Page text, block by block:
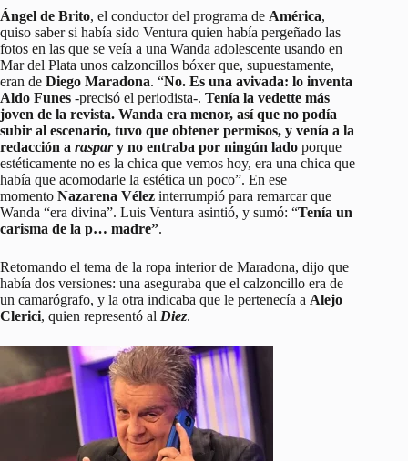
Ángel de Brito, el conductor del programa de América,
quiso saber si había sido Ventura quien había pergeñado las
fotos en las que se veía a una Wanda adolescente usando en
Mar del Plata unos calzoncillos bóxer que, supuestamente,
eran de Diego Maradona. “No. Es una avivada: lo inventa
Aldo Funes -precisó el periodista-. Tenía la vedette más
joven de la revista. Wanda era menor, así que no podía
subir al escenario, tuvo que obtener permisos, y venía a la
redacción a raspary no entraba por ningún lado porque
estéticamente no es la chica que vemos hoy, era una chica que
había que acomodarle la estética un poco”. En ese
momento Nazarena Vélez interrumpió para remarcar que
Wanda “era divina”. Luis Ventura asintió, y sumó: “Tenía un
carisma de la p… madre”.
Retomando el tema de la ropa interior de Maradona, dijo que
había dos versiones: una aseguraba que el calzoncillo era de
un camarógrafo, y la otra indicaba que le pertenecía a Alejo
Clerici, quien representó al Diez.